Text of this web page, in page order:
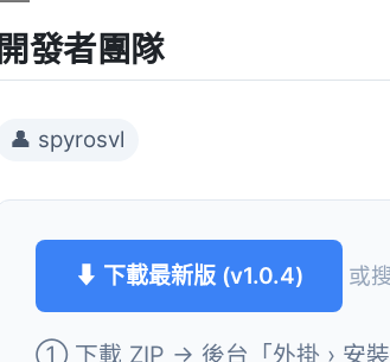
開發者團隊
👤 spyrosvl
⬇ 下載最新版 (v1.0.4) 或
① 下載 ZIP → 後台「外掛 › 安裝